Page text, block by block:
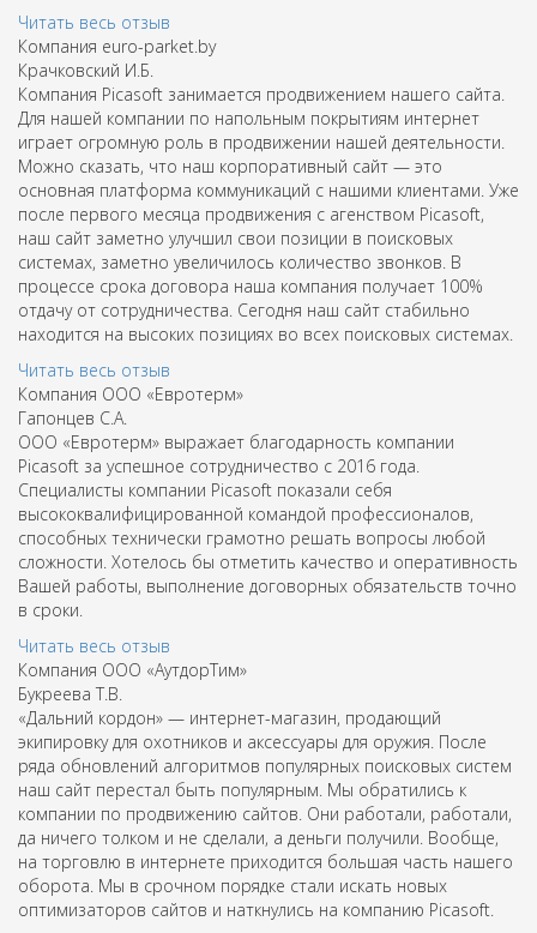
Читать весь отзыв
Компания euro-parket.by
Крачковский И.Б.
Компания Picasoft занимается продвижением нашего сайта.
Для нашей компании по напольным покрытиям интернет
играет огромную роль в продвижении нашей деятельности.
Можно сказать, что наш корпоративный сайт — это
основная платформа коммуникаций с нашими клиентами. Уже
после первого месяца продвижения с агенством Picasoft,
наш сайт заметно улучшил свои позиции в поисковых
системах, заметно увеличилось количество звонков. В
процессе срока договора наша компания получает 100%
отдачу от сотрудничества. Сегодня наш сайт стабильно
находится на высоких позициях во всех поисковых системах.
Читать весь отзыв
Компания ООО «Евротерм»
Гапонцев С.А.
ООО «Евротерм» выражает благодарность компании
Picasoft за успешное сотрудничество с 2016 года.
Специалисты компании Picasoft показали себя
высококвалифицированной командой профессионалов,
способных технически грамотно решать вопросы любой
сложности. Хотелось бы отметить качество и оперативность
Вашей работы, выполнение договорных обязательств точно
в сроки.
Читать весь отзыв
Компания ООО «АутдорТим»
Букреева Т.В.
«Дальний кордон» — интернет-магазин, продающий
экипировку для охотников и аксессуары для оружия. После
ряда обновлений алгоритмов популярных поисковых систем
наш сайт перестал быть популярным. Мы обратились к
компании по продвижению сайтов. Они работали, работали,
да ничего толком и не сделали, а деньги получили. Вообще,
на торговлю в интернете приходится большая часть нашего
оборота. Мы в срочном порядке стали искать новых
оптимизаторов сайтов и наткнулись на компанию Picasoft.